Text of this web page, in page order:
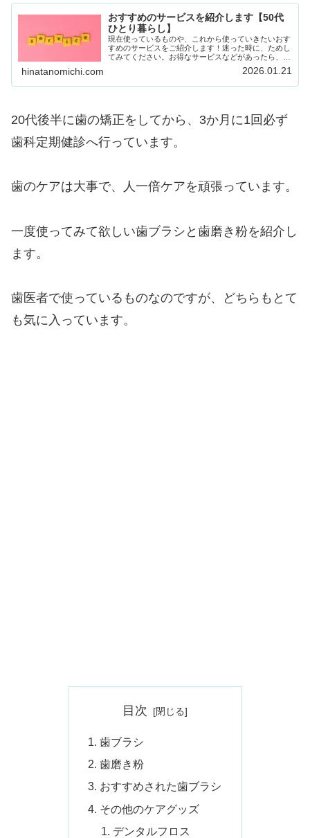
おすすめのサービスを紹介します【50代
ひとり暮らし】
現在使っているものや、これから使っていきたいおす
すめのサービスをご紹介します！迷った時に、ためし
てみてください。お得なサービスなどがあったら、随
時載せていきます！Amazon prime (アマゾンプラ
イム) 30日間の無料体験ができます。…
hinatanomichi.com 2026.01.21
20代後半に歯の矯正をしてから、3か月に1回必ず
歯科定期健診へ行っています。
歯のケアは大事で、人一倍ケアを頑張っています。
一度使ってみて欲しい歯ブラシと歯磨き粉を紹介し
ます。
歯医者で使っているものなのですが、どちらもとて
も気に入っています。
目次
歯ブラシ
歯磨き粉
おすすめされた歯ブラシ
その他のケアグッズ
デンタルフロス